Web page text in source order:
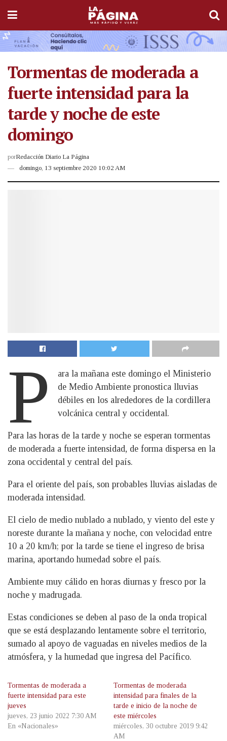
Tormentas de moderada a
fuerte intensidad para la
tarde y noche de este
domingo
porRedacción Diario La Página
domingo, 13 septiembre 2020 10:02 AM
P
ara la mañana este domingo el Ministerio
de Medio Ambiente pronostica lluvias
débiles en los alrededores de la cordillera
volcánica central y occidental.
Para las horas de la tarde y noche se esperan tormentas
de moderada a fuerte intensidad, de forma dispersa en la
zona occidental y central del país.
Para el oriente del país, son probables lluvias aisladas de
moderada intensidad.
El cielo de medio nublado a nublado, y viento del este y
noreste durante la mañana y noche, con velocidad entre
10 a 20 km/h; por la tarde se tiene el ingreso de brisa
marina, aportando humedad sobre el país.
Ambiente muy cálido en horas diurnas y fresco por la
noche y madrugada.
Estas condiciones se deben al paso de la onda tropical
que se está desplazando lentamente sobre el territorio,
sumado al apoyo de vaguadas en niveles medios de la
atmósfera, y la humedad que ingresa del Pacífico.
Tormentas de moderada a
fuerte intensidad para este
jueves
jueves, 23 junio 2022 7:30 AM
En «Nacionales»
Tormentas de moderada
intensidad para finales de la
tarde e inicio de la noche de
este miércoles
miércoles, 30 octubre 2019 9:42
AM